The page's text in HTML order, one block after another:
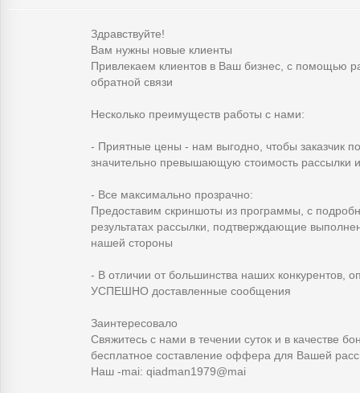
Здравствуйте!
Вам нужны новые клиенты
Привлекаем клиентов в Ваш бизнес, с помощью
обратной связи
Несколько преимуществ работы с нами:
- Приятные цены - нам выгодно, чтобы заказчик
значительно превышающую стоимость рассылки
- Все максимально прозрачно:
Предоставим скриншоты из программы, с
результатах рассылки, подтверждающие
нашей стороны
- В отличии от большинства наших конкурентов,
УСПЕШНО доставленные сообщения
Заинтересовало
Свяжитесь с нами в течении суток и в качестве
бесплатное составление оффера для Вашей
Наш -mai: qiadman1979@mai